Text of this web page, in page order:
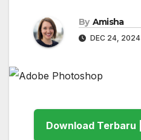
By Amisha
DEC 24, 2024